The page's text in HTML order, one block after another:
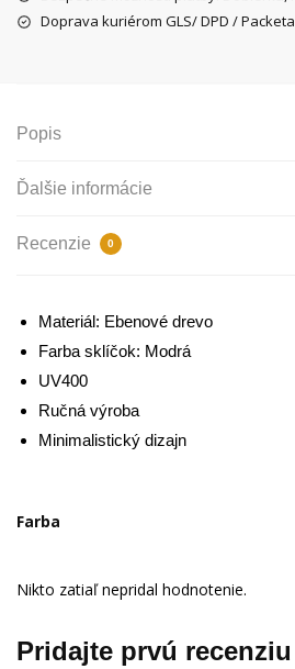
Doprava kuriérom GLS/ DPD / Packeta
Popis
Ďalšie informácie
Recenzie 0
Materiál: Ebenové drevo
Farba sklíčok: Modrá
UV400
Ručná výroba
Minimalistický dizajn
Farba
Nikto zatiaľ nepridal hodnotenie.
Pridajte prvú